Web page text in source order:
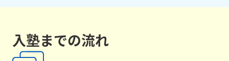
入塾までの流れ